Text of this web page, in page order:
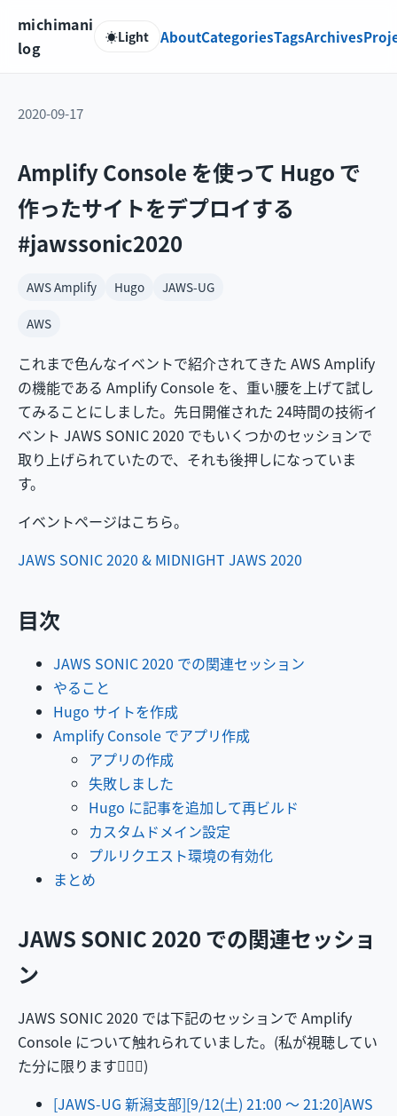
michimani
log
☀️Light AboutCategoriesTagsArchives
2020-09-17
Amplify Console を使って Hugo で
作ったサイトをデプロイする
#jawssonic2020
AWS Amplify Hugo JAWS-UG
AWS
これまで色んなイベントで紹介されてきた AWS Amplify
の機能である Amplify Console を、重い腰を上げて試し
てみることにしました。先日開催された 24時間の技術イ
ベント JAWS SONIC 2020 でもいくつかのセッションで
取り上げられていたので、それも後押しになっていま
す。
イベントページはこちら。
JAWS SONIC 2020 & MIDNIGHT JAWS 2020
目次
JAWS SONIC 2020 での関連セッション
やること
Hugo サイトを作成
Amplify Console でアプリ作成
アプリの作成
失敗しました
Hugo に記事を追加して再ビルド
カスタムドメイン設定
プルリクエスト環境の有効化
まとめ
JAWS SONIC 2020 での関連セッショ
ン
JAWS SONIC 2020 では下記のセッションで Amplify
Console について触れられていました。(私が視聴してい
た分に限ります🙇🏻‍♂️)
[JAWS-UG 新潟支部][9/12(土) 21:00 ～ 21:20]AWS